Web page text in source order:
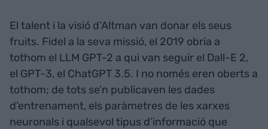
El talent i la visió d’Altman van donar els seus
fruits. Fidel a la seva missió, el 2019 obria a
tothom el LLM GPT-2 a qui van seguir el Dall-E 2,
el GPT-3, el ChatGPT 3.5. I no només eren oberts a
tothom; de tots se’n publicaven les dades
d’entrenament, els paràmetres de les xarxes
neuronals i qualsevol tipus d’informació que